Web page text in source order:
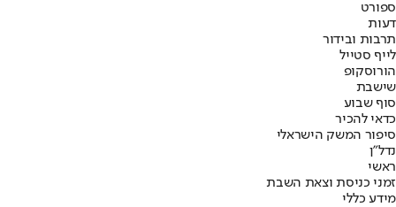
ספורט
דעות
תרבות ובידור
לייף סטייל
הורוסקופ
שישבת
סוף שבוע
כדאי להכיר
סיפור המשק הישראלי
נדל"ן
ראשי
זמני כניסת וצאת השבת
מידע כללי